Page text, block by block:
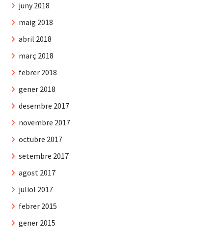
juny 2018
maig 2018
abril 2018
març 2018
febrer 2018
gener 2018
desembre 2017
novembre 2017
octubre 2017
setembre 2017
agost 2017
juliol 2017
febrer 2015
gener 2015